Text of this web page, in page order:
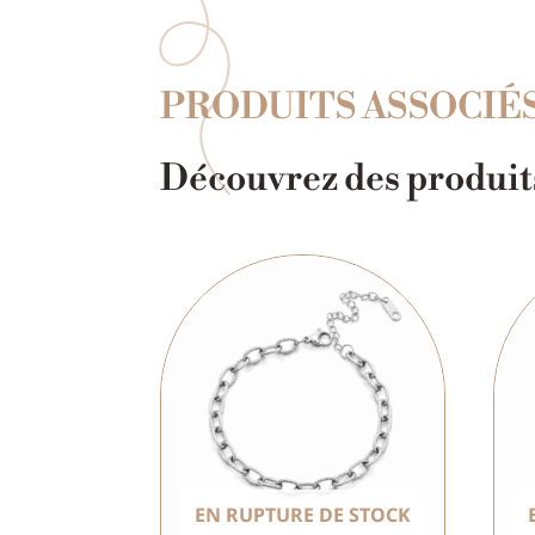
PRODUITS
Découvrez des
EN RUPTURE DE STOCK